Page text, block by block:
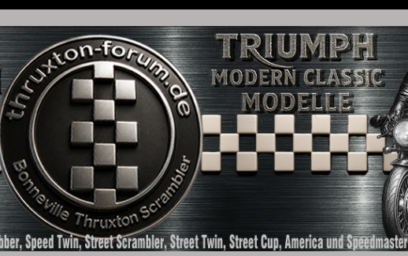
Bonneville Baureihen ab BJ 2001. Triumph Bonneville, Thruxton, Scrambler, Bobber, Speed